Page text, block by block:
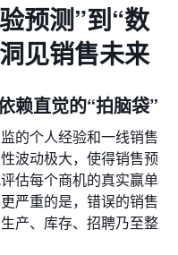
预测”到“数
见销售未来
赖直觉的“拍脑袋”
的个人经验和一线销售
波动极大，使得销售预
估每个商机的真实赢单
严重的是，错误的销售
产、库存、招聘乃至整